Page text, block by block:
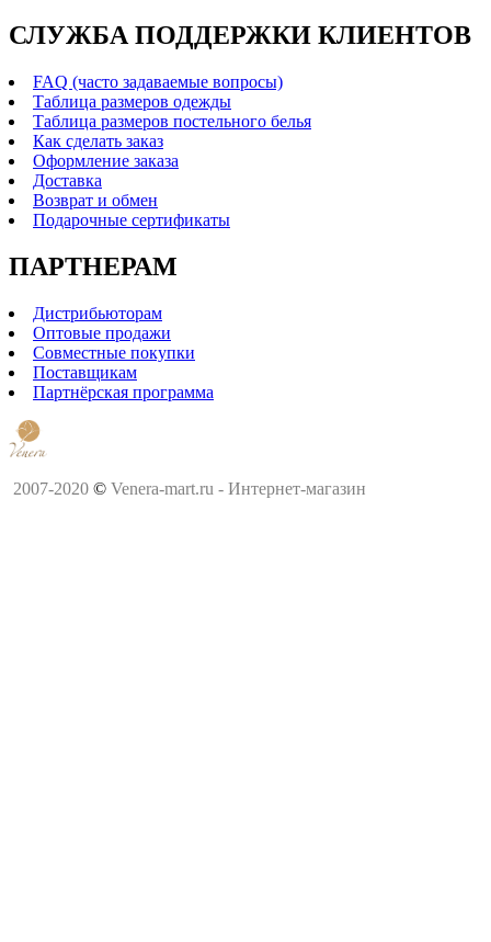
СЛУЖБА ПОДДЕРЖКИ КЛИЕНТОВ
FAQ (часто задаваемые вопросы)
Таблица размеров одежды
Таблица размеров постельного белья
Как сделать заказ
Оформление заказа
Доставка
Возврат и обмен
Подарочные сертификаты
ПАРТНЕРАМ
Дистрибьюторам
Оптовые продажи
Совместные покупки
Поставщикам
Партнёрская программа
2007-2020 © Venera-mart.ru - Интернет-магазин